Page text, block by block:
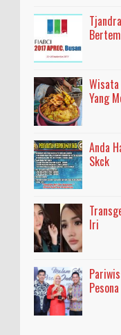
Wisata
Yang
Anda
Skck
Iri